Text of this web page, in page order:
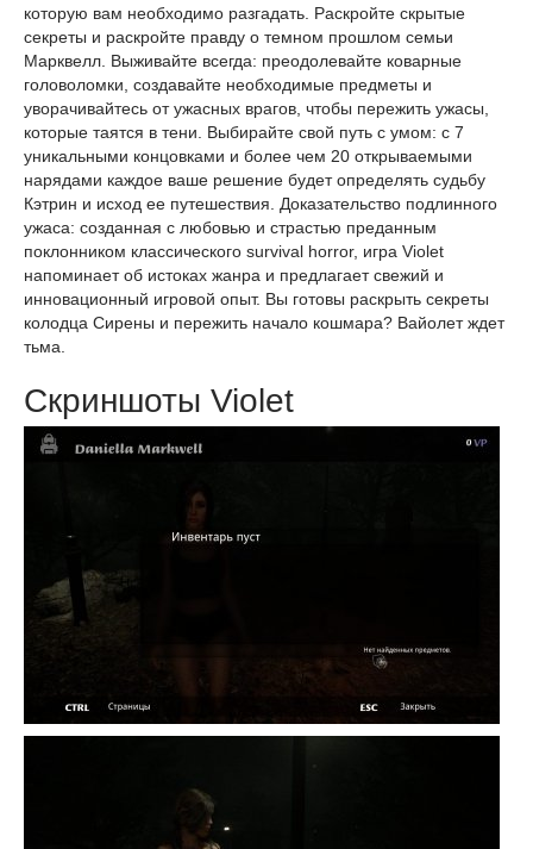
которую вам необходимо разгадать. Раскройте скрытые
секреты и раскройте правду о темном прошлом семьи
Марквелл. Выживайте всегда: преодолевайте коварные
головоломки, создавайте необходимые предметы и
уворачивайтесь от ужасных врагов, чтобы пережить ужасы,
которые таятся в тени. Выбирайте свой путь с умом: с 7
уникальными концовками и более чем 20 открываемыми
нарядами каждое ваше решение будет определять судьбу
Кэтрин и исход ее путешествия. Доказательство подлинного
ужаса: созданная с любовью и страстью преданным
поклонником классического survival horror, игра Violet
напоминает об истоках жанра и предлагает свежий и
инновационный игровой опыт. Вы готовы раскрыть секреты
колодца Сирены и пережить начало кошмара? Вайолет ждет
тьма.
Скриншоты Violet